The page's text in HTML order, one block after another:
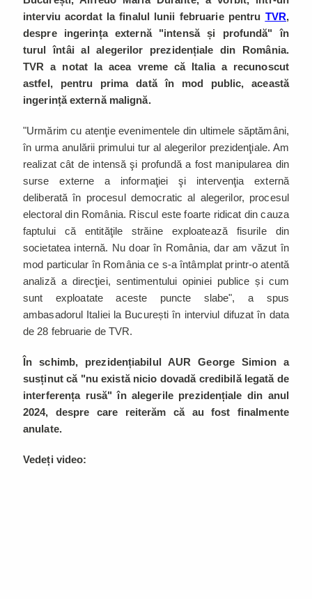
interviu acordat la finalul lunii februarie pentru TVR,
despre ingerința externă "intensă și profundă" în
turul întâi al alegerilor prezidențiale din România.
TVR a notat la acea vreme că Italia a recunoscut
astfel, pentru prima dată în mod public, această
ingerință externă malignă.
"Urmărim cu atenţie evenimentele din ultimele săptămâni,
în urma anulării primului tur al alegerilor prezidenţiale. Am
realizat cât de intensă şi profundă a fost manipularea din
surse externe a informaţiei şi intervenţia externă
deliberată în procesul democratic al alegerilor, procesul
electoral din România. Riscul este foarte ridicat din cauza
faptului că entităţile străine exploatează fisurile din
societatea internă. Nu doar în România, dar am văzut în
mod particular în România ce s-a întâmplat printr-o atentă
analiză a direcţiei, sentimentului opiniei publice și cum
sunt exploatate aceste puncte slabe", a spus
ambasadorul Italiei la București în interviul difuzat în data
de 28 februarie de TVR.
În schimb, prezidențiabilul AUR George Simion a
susținut că "nu există nicio dovadă credibilă legată de
interferența rusă" în alegerile prezidențiale din anul
2024, despre care reiterăm că au fost finalmente
anulate.
Vedeți video: